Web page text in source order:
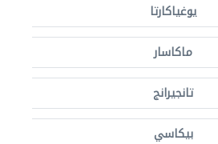
يوغياكارتا
ماكاسار
تانجيرانج
بيكاسي